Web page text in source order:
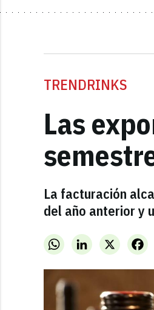
TRENDRINKS
Las
La facturación
del año anterior y
WhatsAppLinkedInX